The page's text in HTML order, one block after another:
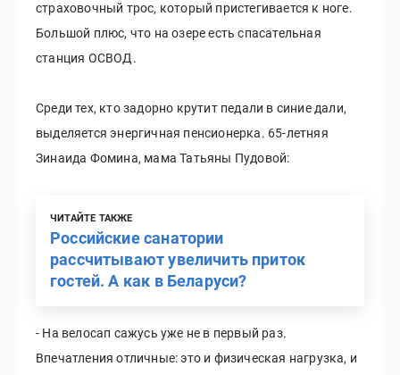
страховочный трос, который пристегивается к ноге.
Большой плюс, что на озере есть спасательная
станция ОСВОД.
Среди тех, кто задорно крутит педали в синие дали,
выделяется энергичная пенсионерка. 65-летняя
Зинаида Фомина, мама Татьяны Пудовой:
ЧИТАЙТЕ ТАКЖЕ
Российские санатории
рассчитывают увеличить приток
гостей. А как в Беларуси?
- На велосап сажусь уже не в первый раз.
Впечатления отличные: это и физическая нагрузка, и